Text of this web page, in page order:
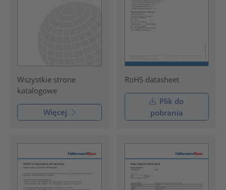
Wszystkie strone
katalogowe
Więcej
RoHS datasheet
Plik do
pobrania